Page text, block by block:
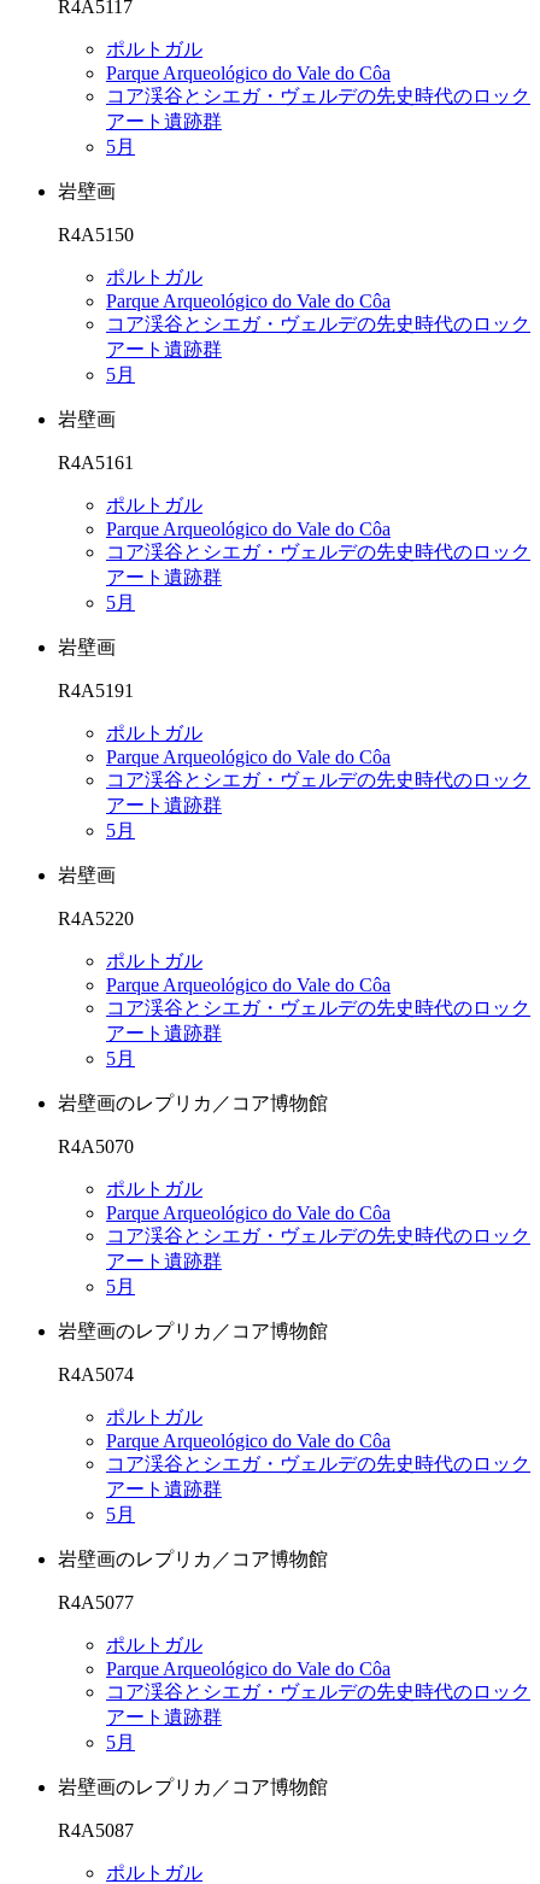
R4A5117
ポルトガル
Parque Arqueológico do Vale do Côa
コア渓谷とシエガ・ヴェルデの先史時代のロック
アート遺跡群
5月
岩壁画
R4A5150
ポルトガル
Parque Arqueológico do Vale do Côa
コア渓谷とシエガ・ヴェルデの先史時代のロック
アート遺跡群
5月
岩壁画
R4A5161
ポルトガル
Parque Arqueológico do Vale do Côa
コア渓谷とシエガ・ヴェルデの先史時代のロック
アート遺跡群
5月
岩壁画
R4A5191
ポルトガル
Parque Arqueológico do Vale do Côa
コア渓谷とシエガ・ヴェルデの先史時代のロック
アート遺跡群
5月
岩壁画
R4A5220
ポルトガル
Parque Arqueológico do Vale do Côa
コア渓谷とシエガ・ヴェルデの先史時代のロック
アート遺跡群
5月
岩壁画のレプリカ／コア博物館
R4A5070
ポルトガル
Parque Arqueológico do Vale do Côa
コア渓谷とシエガ・ヴェルデの先史時代のロック
アート遺跡群
5月
岩壁画のレプリカ／コア博物館
R4A5074
ポルトガル
Parque Arqueológico do Vale do Côa
コア渓谷とシエガ・ヴェルデの先史時代のロック
アート遺跡群
5月
岩壁画のレプリカ／コア博物館
R4A5077
ポルトガル
Parque Arqueológico do Vale do Côa
コア渓谷とシエガ・ヴェルデの先史時代のロック
アート遺跡群
5月
岩壁画のレプリカ／コア博物館
R4A5087
ポルトガル